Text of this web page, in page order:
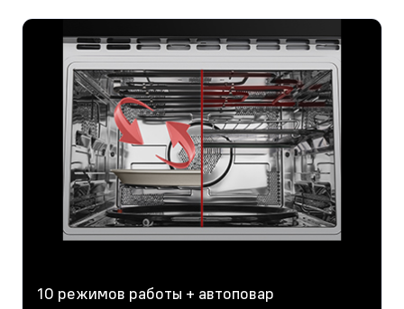
10 режимов работы + автоповар